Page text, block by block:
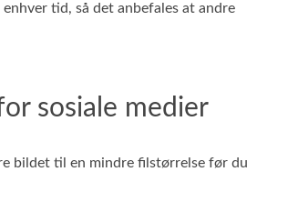
tid, så det anbefales at andre
sosiale medier
bildet til en mindre filstørrelse før du